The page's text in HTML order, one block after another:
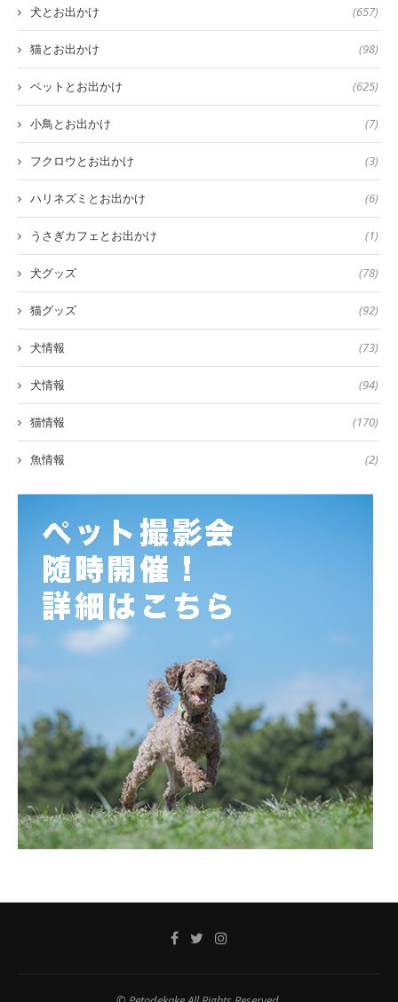
犬とお出かけ (657)
猫とお出かけ (98)
ペットとお出かけ (625)
小鳥とお出かけ (7)
フクロウとお出かけ (3)
ハリネズミとお出かけ (6)
うさぎカフェとお出かけ (1)
犬グッズ (78)
猫グッズ (92)
犬情報 (73)
犬情報 (94)
猫情報 (170)
魚情報 (2)